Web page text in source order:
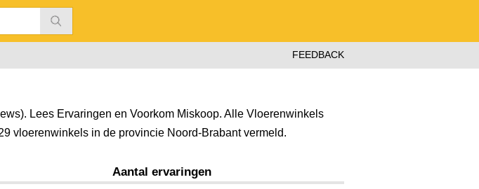
FEEDBACK
Lees Ervaringen en Voorkom Miskoop. Alle Vloerenwinkels
vloerenwinkels in de provincie Noord-Brabant vermeld.
Aantal ervaringen